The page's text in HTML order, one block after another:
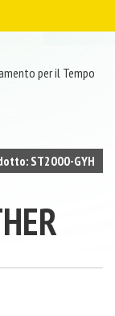
per il Tempo
ST2000-GYH